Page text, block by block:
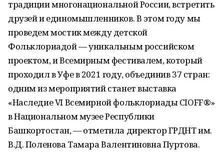
традиции многонациональной России, встретить
друзей и единомышленников. В этом году мы
проведем мостик между детской
Фольклориадой — уникальным российском
проектом, и Всемирным фестивалем, который
проходил в Уфе в 2021 году, объединив 37 стран:
одним из мероприятий станет выставка
«Наследие VI Всемирной фольклориады CIOFF®»
в Национальном музее Республики
Башкортостан, — отметила директор ГРДНТ им.
В.Д. Поленова Тамара Валентиновна Пуртова.